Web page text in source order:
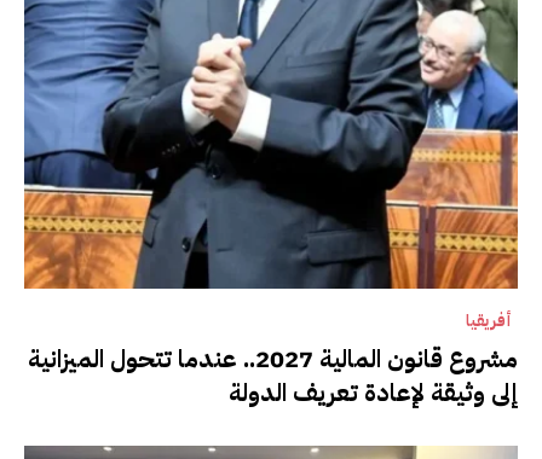
أفريقيا
مشروع قانون المالية 2027.. عندما تتحول الميزانية
إلى وثيقة لإعادة تعريف الدولة